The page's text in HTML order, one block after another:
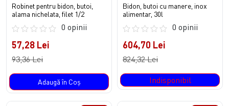
Robinet pentru bidon, butoi,
alama nichelata, filet 1/2
0 opinii
57,28 Lei
93,36 Lei
Adaugă în Coş
Bidon, butoi cu manere, inox
alimentar, 30l
0 opinii
604,70 Lei
824,32 Lei
Indisponibil